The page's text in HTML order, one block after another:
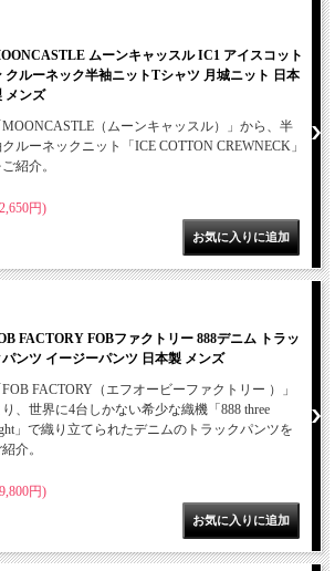
ムーンキャッスル IC1 アイスコット
クルーネック半袖ニットTシャツ 月城ニット 日本
メンズ
MOONCASTLE（ムーンキャッスル）」から、半
ルーネックニット「ICE COTTON CREWNECK」
紹介。
円)
FACTORY FOBファクトリー 888デニム トラッ
パンツ イージーパンツ 日本製 メンズ
FOB FACTORY（エフオービーファクトリー ）」
り、世界に4台しかない希少な織機「888 three
」で織り立てられたデニムのトラックパンツを
介。
円)